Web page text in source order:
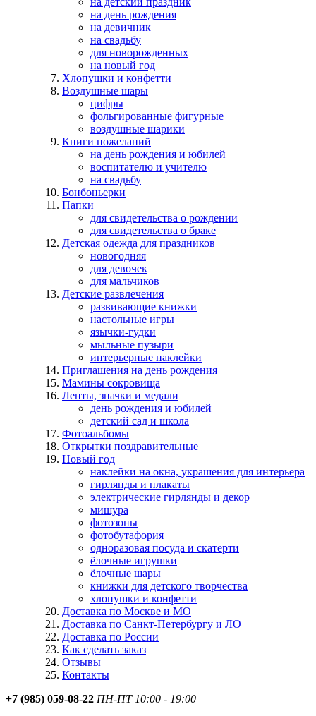
на день рождения
на девичник
на свадьбу
для новорожденных
на новый год
Хлопушки и конфетти
Воздушные шары
цифры
фольгированные фигурные
воздушные шарики
Книги пожеланий
на день рождения и юбилей
воспитателю и учителю
на свадьбу
Бонбоньерки
Папки
для свидетельства о рождении
для свидетельства о браке
Детская одежда для праздников
новогодняя
для девочек
для мальчиков
Детские развлечения
развивающие книжки
настольные игры
язычки-гудки
мыльные пузыри
интерьерные наклейки
Приглашения на день рождения
Мамины сокровища
Ленты, значки и медали
день рождения и юбилей
детский сад и школа
Фотоальбомы
Открытки поздравительные
Новый год
наклейки на окна, украшения для интерьера
гирлянды и плакаты
электрические гирлянды и декор
мишура
фотозоны
фотобутафория
одноразовая посуда и скатерти
ёлочные игрушки
ёлочные шары
книжки для детского творчества
хлопушки и конфетти
Доставка по Москве и МО
Доставка по Санкт-Петербургу и ЛО
Доставка по России
Как сделать заказ
Отзывы
Контакты
+7 (985) 059-08-22 ПН-ПТ 10:00 - 19:00